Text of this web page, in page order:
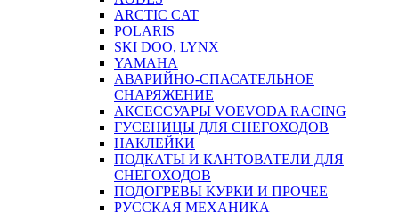
ARCTIC CAT
POLARIS
SKI DOO, LYNX
YAMAHA
АВАРИЙНО-СПАСАТЕЛЬНОЕ
СНАРЯЖЕНИЕ
АКСЕССУАРЫ VOEVODA RACING
ГУСЕНИЦЫ ДЛЯ СНЕГОХОДОВ
НАКЛЕЙКИ
ПОДКАТЫ И КАНТОВАТЕЛИ ДЛЯ
СНЕГОХОДОВ
ПОДОГРЕВЫ КУРКИ И ПРОЧЕЕ
РУССКАЯ МЕХАНИКА